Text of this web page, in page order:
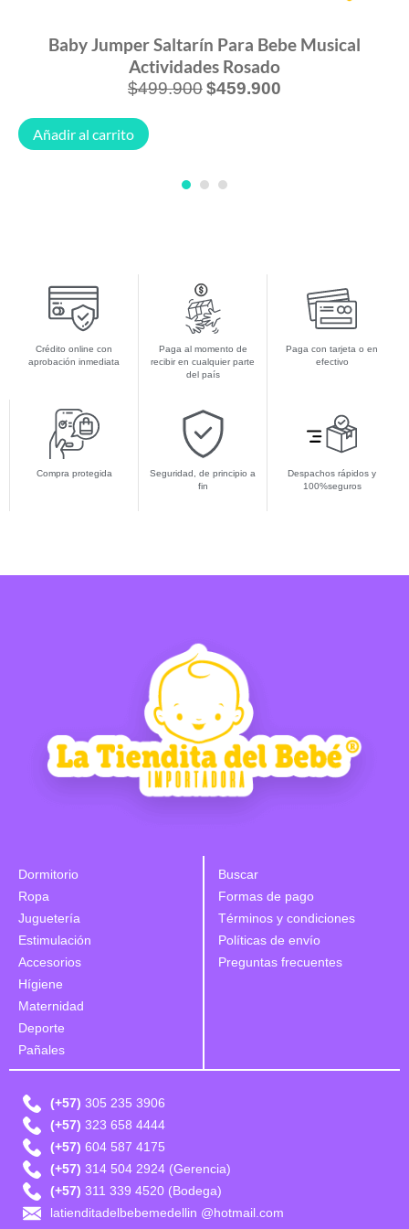
Baby Jumper Saltarín Para Bebe Musical
Actividades Rosado
$499.900$459.900
Añadir al carrito
Crédito online con
aprobación inmediata
Paga al momento de
recibir en cualquier parte
del país
Paga con tarjeta o en
efectivo
Compra protegida
Seguridad, de principio a
fin
Despachos rápidos y
100%seguros
Dormitorio
Ropa
Juguetería
Estimulación
Accesorios
Hígiene
Maternidad
Deporte
Pañales
Buscar
Formas de pago
Términos y condiciones
Políticas de envío
Preguntas frecuentes
(+57) 305 235 3906
(+57) 323 658 4444
(+57) 604 587 4175
(+57) 314 504 2924 (Gerencia)
(+57) 311 339 4520 (Bodega)
latienditadelbebemedellin @hotmail.com